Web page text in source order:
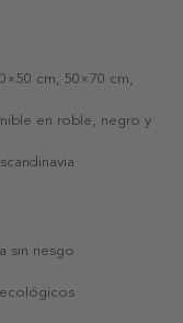
cm, 50×70 cm,
en roble, negro y
sin riesgo